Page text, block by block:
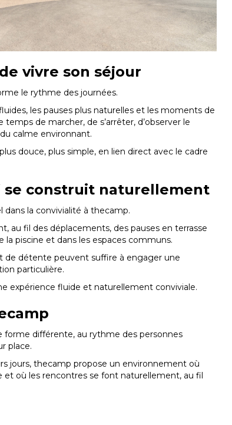
vivre son séjour
le rythme des journées.
les pauses plus naturelles et les moments de
de marcher, de s’arrêter, d’observer le
calme environnant.
douce, plus simple, en lien direct avec le cadre
se construit naturellement
dans la convivialité à thecamp.
au fil des déplacements, des pauses en terrasse
piscine et dans les espaces communs.
de détente peuvent suffire à engager une
particulière.
expérience fluide et naturellement conviviale.
forme différente, au rythme des personnes
place.
jours, thecamp propose un environnement où
et où les rencontres se font naturellement, au fil